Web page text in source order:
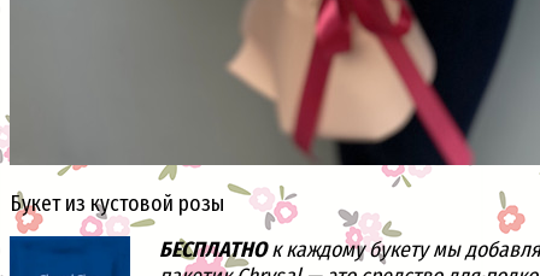
Букет из кустовой розы
БЕСПЛАТНОк каждому букету мы